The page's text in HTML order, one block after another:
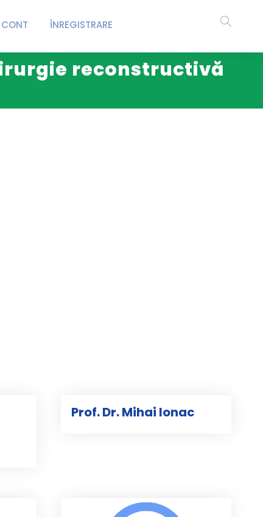
ÎNREGISTRARE
reconstructivă
Prof. Dr. Mihai Ionac